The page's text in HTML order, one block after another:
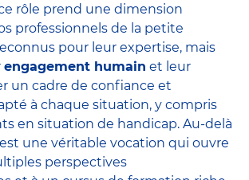
rôle prend une dimension
professionnels de la petite
pour leur expertise, mais
engagement humain et leur
un cadre de confiance et
à chaque situation, y compris
en situation de handicap. Au-delà
une véritable vocation qui ouvre
perspectives